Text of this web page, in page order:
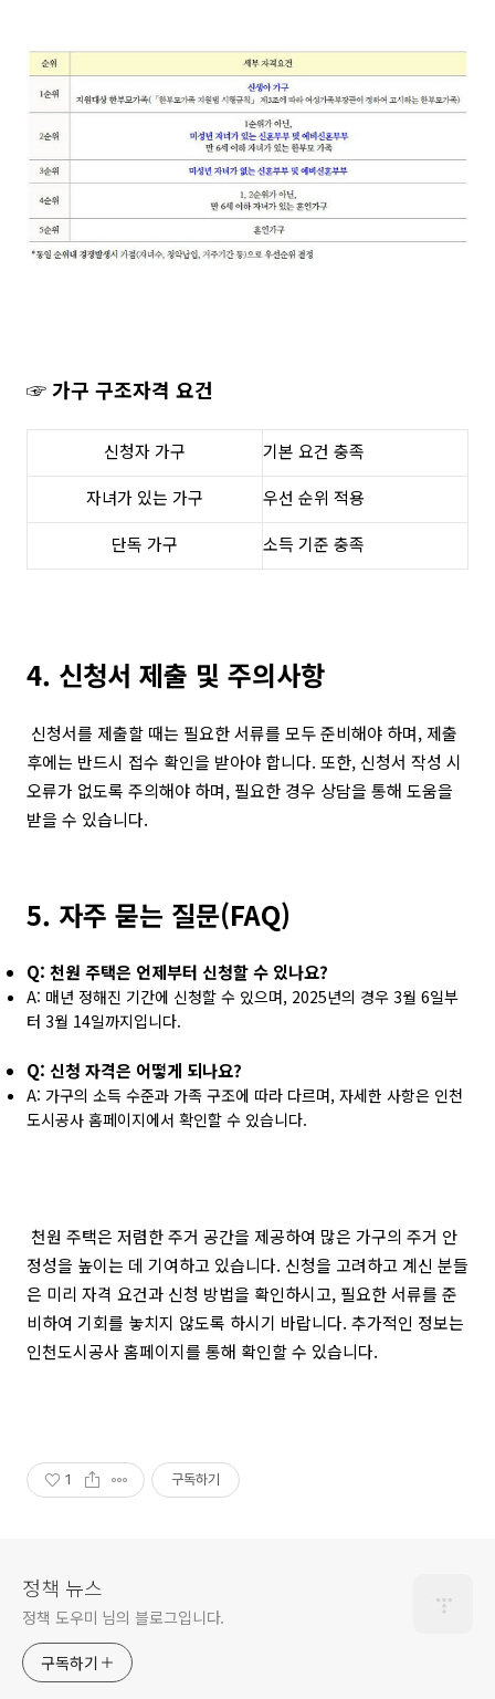
☞ 가구 구조자격 요건
신청자 가구
기본 요건 충족
자녀가 있는 가구
우선 순위 적용
단독 가구
소득 기준 충족
4. 신청서 제출 및 주의사항
신청서를 제출할 때는 필요한 서류를 모두 준비해야 하며, 제출
후에는 반드시 접수 확인을 받아야 합니다. 또한, 신청서 작성 시
오류가 없도록 주의해야 하며, 필요한 경우 상담을 통해 도움을
받을 수 있습니다.
5. 자주 묻는 질문(FAQ)
Q: 천원 주택은 언제부터 신청할 수 있나요?
A: 매년 정해진 기간에 신청할 수 있으며, 2025년의 경우 3월 6일부
터 3월 14일까지입니다.
Q: 신청 자격은 어떻게 되나요?
A: 가구의 소득 수준과 가족 구조에 따라 다르며, 자세한 사항은 인천
도시공사 홈페이지에서 확인할 수 있습니다.
천원 주택은 저렴한 주거 공간을 제공하여 많은 가구의 주거 안
정성을 높이는 데 기여하고 있습니다. 신청을 고려하고 계신 분들
은 미리 자격 요건과 신청 방법을 확인하시고, 필요한 서류를 준
비하여 기회를 놓치지 않도록 하시기 바랍니다. 추가적인 정보는
인천도시공사 홈페이지를 통해 확인할 수 있습니다.
1 구독하기
정책 뉴스
정책 도우미 님의 블로그입니다.
구독하기